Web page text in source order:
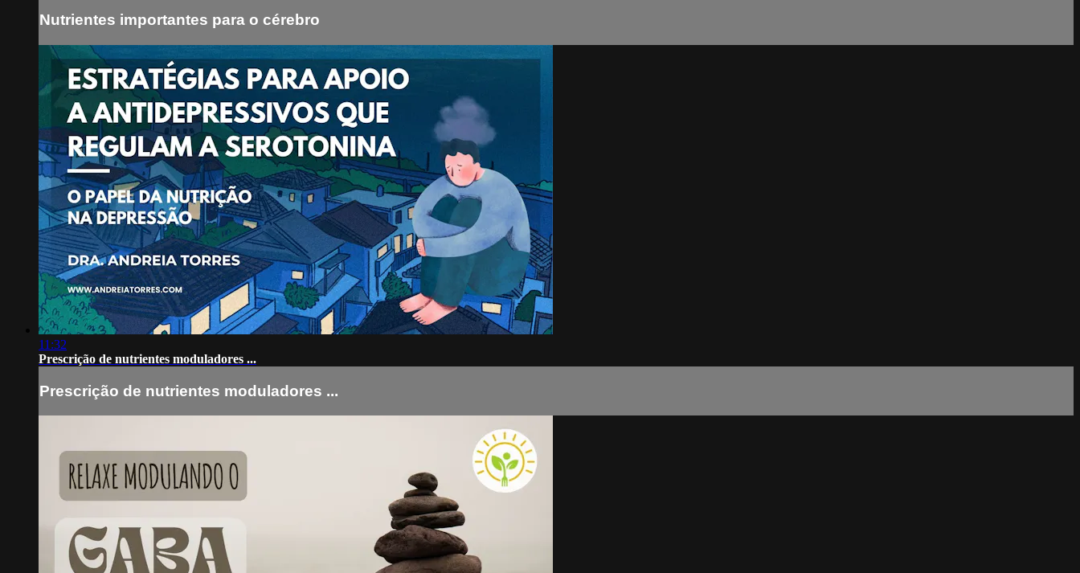
Nutrientes importantes para o cérebro
11:32
Prescrição de nutrientes moduladores ...
Prescrição de nutrientes moduladores ...